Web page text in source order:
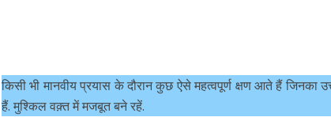
किसी भी मानवीय प्रयास के दौरान कुछ ऐसे महत्वपूर्ण क्षण आते हैं जिनका
हैं. मुश्किल वक़्त में मजबूत बने रहें.